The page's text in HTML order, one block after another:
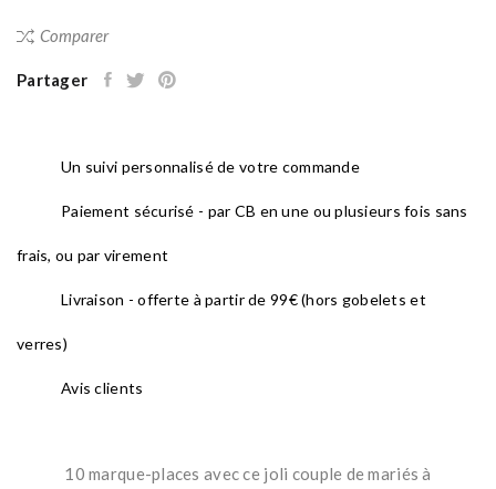
Comparer
Partager
Un suivi personnalisé de votre commande
Paiement sécurisé - par CB en une ou plusieurs fois sans
frais, ou par virement
Livraison - offerte à partir de 99€ (hors gobelets et
verres)
Avis clients
10 marque-places avec ce joli couple de mariés à